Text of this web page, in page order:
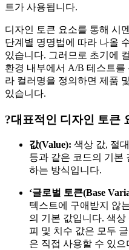
트가 사용됩니다.
디자인 토큰 요소를 통해 시
단계별 명명법에 따라 나올
있습니다. 그러므로 초기에
환경 내부에서 A/B 테스트
라 컬러명을 정의하면 제품
있습니다.
?대표적인 디자인 토큰
값(Value): 색상 값, 절
등과 같은 코드의 기본
하는 방식입니다.
‘글로벌 토큰(Base
텍스트에 구애받지 않
의 기본 값입니다. 색
피 및 치수 값은 모두
은 직접 사용할 수 있